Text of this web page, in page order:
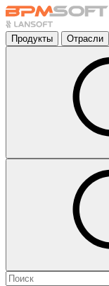
Продукты Отрасли